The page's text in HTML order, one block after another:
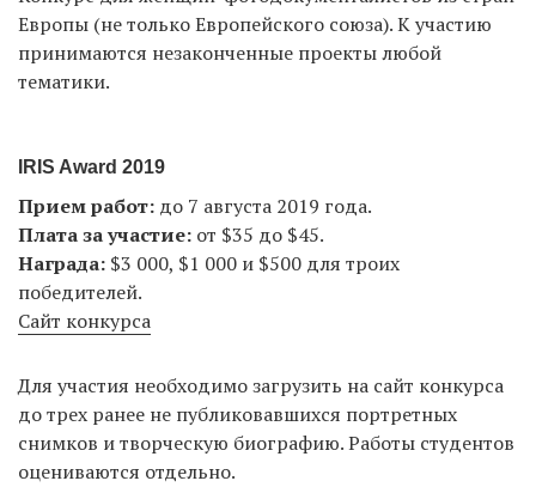
Европы (не только Европейского союза). К участию
принимаются незаконченные проекты любой
тематики.
IRIS Award 2019
Прием работ: до 7 августа 2019 года.
Плата за участие: от $35 до $45.
Награда: $3 000, $1 000 и $500 для троих
победителей.
Сайт конкурса
Для участия необходимо загрузить на сайт конкурса
до трех ранее не публиковавшихся портретных
снимков и творческую биографию. Работы студентов
оцениваются отдельно.